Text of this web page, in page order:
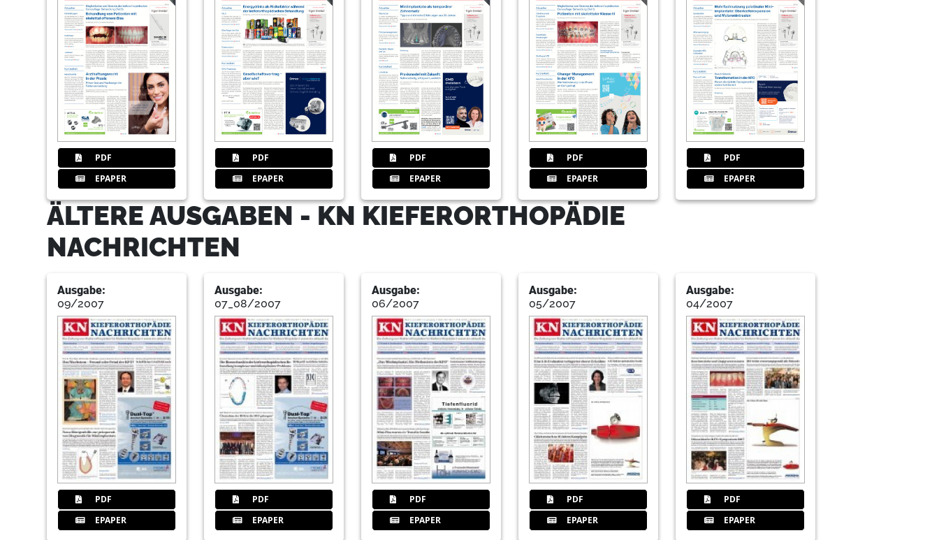
PDF
EPAPER
PDF
EPAPER
PDF
EPAPER
PDF
EPAPER
PDF
EPAPER
ÄLTERE AUSGABEN - KN KIEFERORTHOPÄDIE
NACHRICHTEN
Ausgabe:
09/2007
PDF
EPAPER
Ausgabe:
07_08/2007
PDF
EPAPER
Ausgabe:
06/2007
PDF
EPAPER
Ausgabe:
05/2007
PDF
EPAPER
Ausgabe:
04/2007
PDF
EPAPER